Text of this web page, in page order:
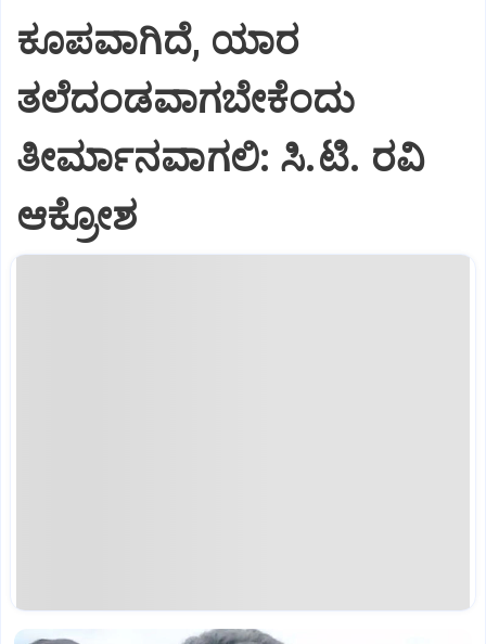
ಕೂಪವಾಗಿದೆ, ಯಾರ
ತಲೆದಂಡವಾಗಬೇಕೆಂದು
ತೀರ್ಮಾನವಾಗಲಿ: ಸಿ.ಟಿ. ರವಿ
ಆಕ್ರೋಶ